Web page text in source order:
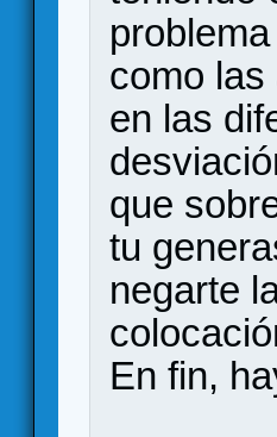
como
en las
que
tu
negarte
En fin,